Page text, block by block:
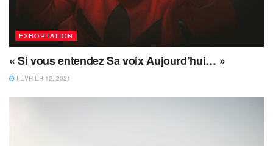
EXHORTATION
« Si vous entendez Sa voix Aujourd’hui… »
FÉVRIER 12, 2021